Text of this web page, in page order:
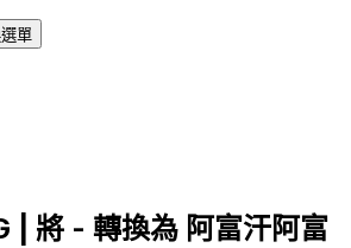
單
| 將 - 轉換為 阿富汗阿富